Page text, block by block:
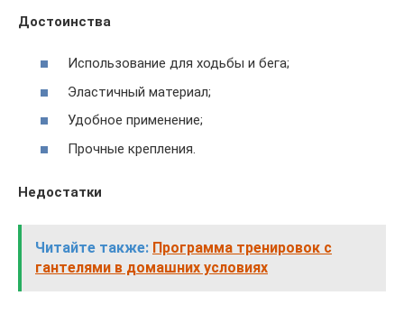
Достоинства
Использование для ходьбы и бега;
Эластичный материал;
Удобное применение;
Прочные крепления.
Недостатки
Читайте также: Программа тренировок с
гантелями в домашних условиях